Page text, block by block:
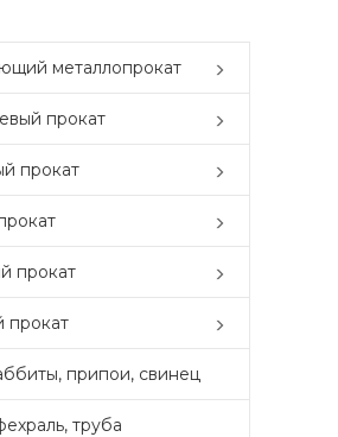
металлопрокат
прокат
прокат
прокат
прокат
припои, свинец
труба